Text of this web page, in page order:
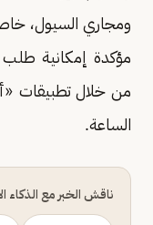
ومجاري السيول،
من خلال تطبيقات
الساعة.
ناقش الخبر مع الذكاء